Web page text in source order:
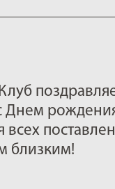
Днем
близким!